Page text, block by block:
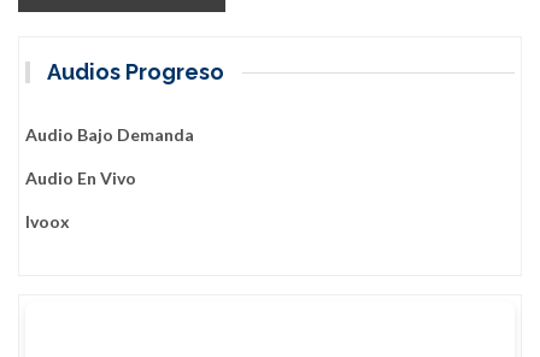
Audios Progreso
Audio Bajo Demanda
Audio En Vivo
Ivoox